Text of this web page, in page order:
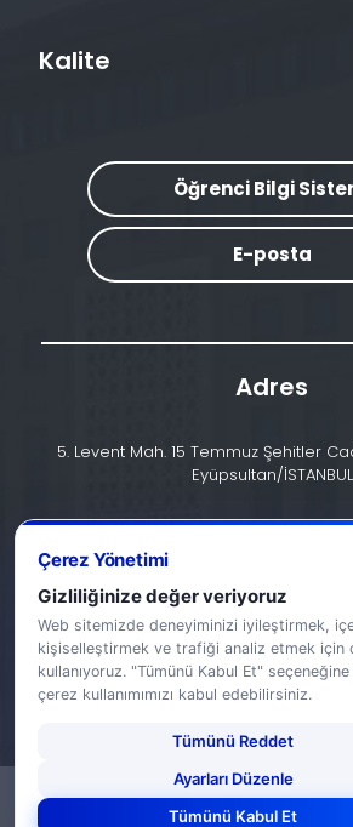
Kalite
Öğrenci Bilgi
E-posta
Adres
5. Levent Mah. 15 Temmuz Şehitler
Eyüpsultan/İSTANBUL
info@halic.edu.tr
KVKK Bildirimi-Gizlilik
Çerez Yönetimi
Gizliliğinize değer veriyoruz
Web sitemizde deneyiminizi iyileştirmek,
kişiselleştirmek ve trafiği analiz etmek için
kullanıyoruz. "Tümünü Kabul Et"
çerez kullanımımızı kabul edebilirsiniz.
Tümünü Reddet
Ayarları Düzenle
Tümünü Kabul Et